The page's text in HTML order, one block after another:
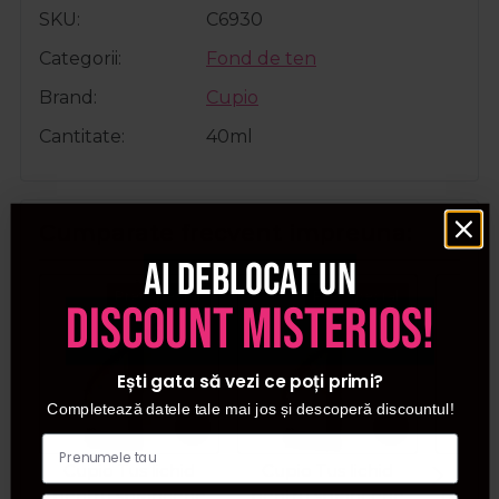
SKU
C6930
Categorii
Fond de ten
Brand
Cupio
Cantitate
40ml
Pret special Pret special
Ai deblocat un
discount misterios!
Ești gata să vezi ce poți primi?
Completează datele tale mai jos și descoperă discountul!